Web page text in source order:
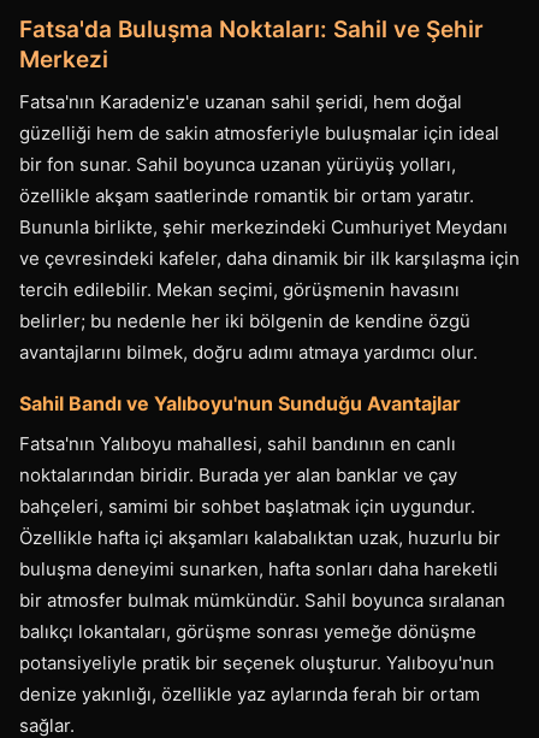
Fatsa'da Buluşma Noktaları: Sahil ve Şehir
Merkezi
Fatsa'nın Karadeniz'e uzanan sahil şeridi, hem doğal
güzelliği hem de sakin atmosferiyle buluşmalar için ideal
bir fon sunar. Sahil boyunca uzanan yürüyüş yolları,
özellikle akşam saatlerinde romantik bir ortam yaratır.
Bununla birlikte, şehir merkezindeki Cumhuriyet Meydanı
ve çevresindeki kafeler, daha dinamik bir ilk karşılaşma için
tercih edilebilir. Mekan seçimi, görüşmenin havasını
belirler; bu nedenle her iki bölgenin de kendine özgü
avantajlarını bilmek, doğru adımı atmaya yardımcı olur.
Sahil Bandı ve Yalıboyu'nun Sunduğu Avantajlar
Fatsa'nın Yalıboyu mahallesi, sahil bandının en canlı
noktalarından biridir. Burada yer alan banklar ve çay
bahçeleri, samimi bir sohbet başlatmak için uygundur.
Özellikle hafta içi akşamları kalabalıktan uzak, huzurlu bir
buluşma deneyimi sunarken, hafta sonları daha hareketli
bir atmosfer bulmak mümkündür. Sahil boyunca sıralanan
balıkçı lokantaları, görüşme sonrası yemeğe dönüşme
potansiyeliyle pratik bir seçenek oluşturur. Yalıboyu'nun
denize yakınlığı, özellikle yaz aylarında ferah bir ortam
sağlar.